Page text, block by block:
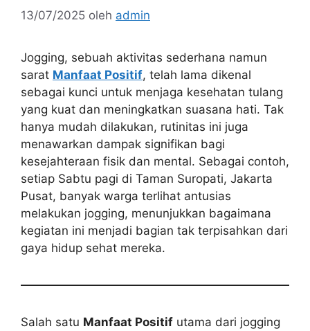
13/07/2025 oleh admin
Jogging, sebuah aktivitas sederhana namun
sarat Manfaat Positif, telah lama dikenal
sebagai kunci untuk menjaga kesehatan tulang
yang kuat dan meningkatkan suasana hati. Tak
hanya mudah dilakukan, rutinitas ini juga
menawarkan dampak signifikan bagi
kesejahteraan fisik dan mental. Sebagai contoh,
setiap Sabtu pagi di Taman Suropati, Jakarta
Pusat, banyak warga terlihat antusias
melakukan jogging, menunjukkan bagaimana
kegiatan ini menjadi bagian tak terpisahkan dari
gaya hidup sehat mereka.
Salah satu Manfaat Positif utama dari jogging